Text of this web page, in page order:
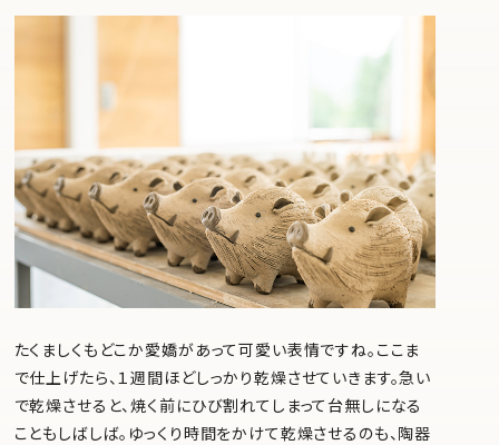
たくましくもどこか愛嬌があって可愛い表情ですね。ここま
で仕上げたら、１週間ほどしっかり乾燥させていきます。急い
で乾燥させると、焼く前にひび割れてしまって台無しになる
こともしばしば。ゆっくり時間をかけて乾燥させるのも、陶器